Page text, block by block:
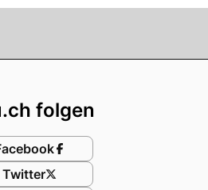
folgen
Twitter